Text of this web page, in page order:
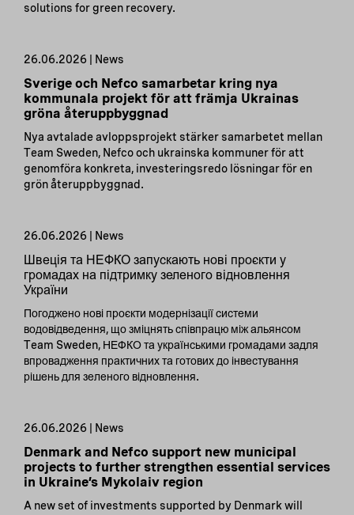
solutions for green recovery.
26.06.2026 | News
Sverige och Nefco samarbetar kring nya
kommunala projekt för att främja Ukrainas
gröna återuppbyggnad
Nya avtalade avloppsprojekt stärker samarbetet mellan
Team Sweden, Nefco och ukrainska kommuner för att
genomföra konkreta, investeringsredo lösningar för en
grön återuppbyggnad.
26.06.2026 | News
Швеція та НЕФКО запускають нові проєкти у
громадах на підтримку зеленого відновлення
України
Погоджено нові проєкти модернізації системи
водовідведення, що зміцнять співпрацю між альянсом
Team Sweden, НЕФКО та українськими громадами задля
впровадження практичних та готових до інвестування
рішень для зеленого відновлення.
26.06.2026 | News
Denmark and Nefco support new municipal
projects to further strengthen essential services
in Ukraine’s Mykolaiv region
A new set of investments supported by Denmark will